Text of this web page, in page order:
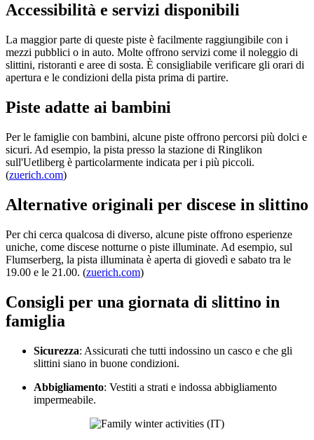
Accessibilità e servizi disponibili
La maggior parte di queste piste è facilmente raggiungibile con i
mezzi pubblici o in auto. Molte offrono servizi come il noleggio di
slittini, ristoranti e aree di sosta. È consigliabile verificare gli orari di
apertura e le condizioni della pista prima di partire.
Piste adatte ai bambini
Per le famiglie con bambini, alcune piste offrono percorsi più dolci e
sicuri. Ad esempio, la pista presso la stazione di Ringlikon
sull'Uetliberg è particolarmente indicata per i più piccoli.
(zuerich.com)
Alternative originali per discese in slittino
Per chi cerca qualcosa di diverso, alcune piste offrono esperienze
uniche, come discese notturne o piste illuminate. Ad esempio, sul
Flumserberg, la pista illuminata è aperta di giovedì e sabato tra le
19.00 e le 21.00. (zuerich.com)
Consigli per una giornata di slittino in
famiglia
Sicurezza: Assicurati che tutti indossino un casco e che gli
slittini siano in buone condizioni.
Abbigliamento: Vestiti a strati e indossa abbigliamento
impermeabile.